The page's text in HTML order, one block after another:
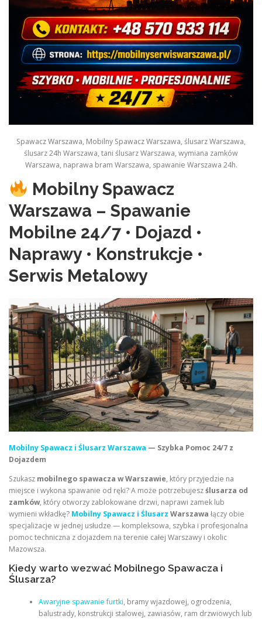
Spawacz Warszawa, Mobilny Spawacz Warszawa, ślusarz Warszawa,
ślusarz 24h Warszawa, tani ślusarz Warszawa, wymiana zamków
Warszawa, naprawa bram Warszawa, spawanie Warszawa 24h.
Mobilny Spawacz
Warszawa – Spawanie
Mobilne 24/7 • Dojazd •
Naprawy • Konstrukcje •
Serwis Metalowy
Mobilny Spawacz i Ślusarz Warszawa — Szybka Pomoc 24/7 z
Dojazdem
Szukasz mobilnego spawacza w Warszawie, który przyjedzie na
miejsce i wykona spawanie od ręki? A może potrzebujeszślusarza od
zamków, który otworzy zablokowane drzwi, naprawi zamek lub
wymieni wkładkę? Mobilny Spawacz i Ślusarz Warszawa łączy obie
specjalizacje w jednej usłudze — kompleksowa, szybka i profesjonalna
pomoc techniczna z dojazdem na terenie całej Warszawy i okolic
Mazowsza.
Kiedy warto wezwać Mobilnego Spawacza i
Ślusarza?
Awaryjne spawanie furtki, bramy wjazdowej, ogrodzenia,
balustrady, konstrukcji stalowej, zawiasów, ram drzwiowych lub